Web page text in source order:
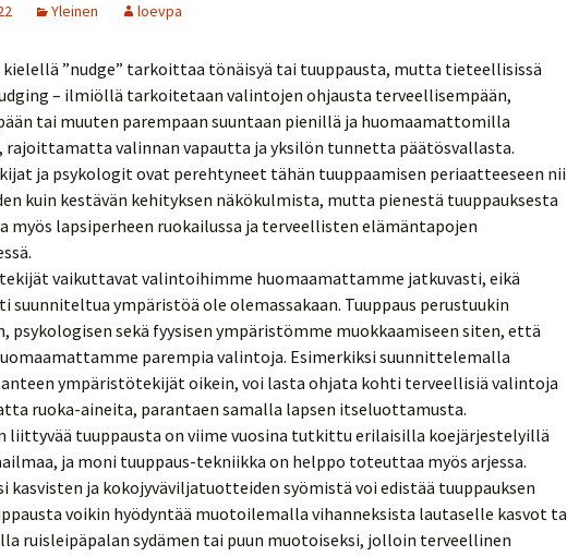
Yleinen loevpa
kielellä ”nudge” tarkoittaa tönäisyä tai tuuppausta, mutta tieteellisissä
– ilmiöllä tarkoitetaan valintojen ohjausta terveellisempään,
tai muuten parempaan suuntaan pienillä ja huomaamattomilla
rajoittamatta valinnan vapautta ja yksilön tunnetta päätösvallasta.
ja psykologit ovat perehtyneet tähän tuuppaamisen periaatteeseen
kuin kestävän kehityksen näkökulmista, mutta pienestä tuuppauksesta
myös lapsiperheen ruokailussa ja terveellisten elämäntapojen
vaikuttavat valintoihimme huomaamattamme jatkuvasti, eikä
suunniteltua ympäristöä ole olemassakaan. Tuuppaus perustuukin
psykologisen sekä fyysisen ympäristömme muokkaamiseen siten, että
parempia valintoja. Esimerkiksi suunnittelemalla
ympäristötekijät oikein, voi lasta ohjata kohti terveellisiä valintoja
ruoka-aineita, parantaen samalla lapsen itseluottamusta.
liittyvää tuuppausta on viime vuosina tutkittu erilaisilla koejärjestelyillä
ja moni tuuppaus-tekniikka on helppo toteuttaa myös arjessa.
kasvisten ja kokojyväviljatuotteiden syömistä voi edistää tuuppauksen
voikin hyödyntää muotoilemalla vihanneksista lautaselle kasvot
ruisleipäpalan sydämen tai puun muotoiseksi, jolloin terveellinen